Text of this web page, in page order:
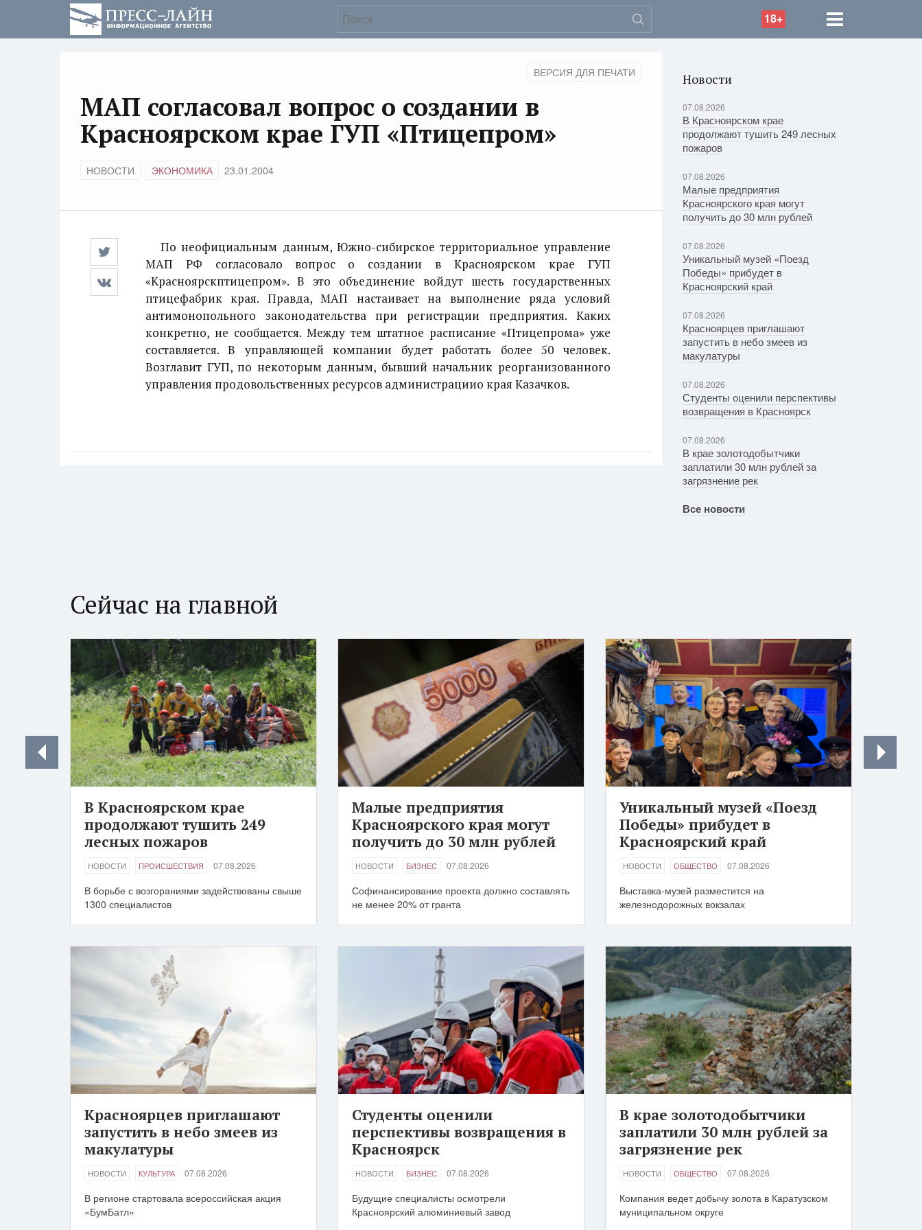
18+
ВЕРСИЯ ДЛЯ ПЕЧАТИ
МАП согласовал вопрос о создании в
Красноярском крае ГУП «Птицепром»
НОВОСТИ ЭКОНОМИКА 23.01.2004
По неофициальным данным, Южно-сибирское территориальное управление
МАП РФ согласовало вопрос о создании в Красноярском крае ГУП
«Красноярскптицепром». В это объединение войдут шесть государственных
птицефабрик края. Правда, МАП настаивает на выполнение ряда условий
антимонопольного законодательства при регистрации предприятия. Каких
конкретно, не сообщается. Между тем штатное расписание «Птицепрома» уже
составляется. В управляющей компании будет работать более 50 человек.
Возглавит ГУП, по некоторым данным, бывший начальник реорганизованного
управления продовольственных ресурсов администрациио края Казачков.
Новости
07.08.2026
В Красноярском крае
продолжают тушить 249 лесных
пожаров
07.08.2026
Малые предприятия
Красноярского края могут
получить до 30 млн рублей
07.08.2026
Уникальный музей «Поезд
Победы» прибудет в
Красноярский край
07.08.2026
Красноярцев приглашают
запустить в небо змеев из
макулатуры
07.08.2026
Студенты оценили перспективы
возвращения в Красноярск
07.08.2026
В крае золотодобытчики
заплатили 30 млн рублей за
загрязнение рек
Все новости
Сейчас на главной
В Красноярском крае
продолжают тушить 249
лесных пожаров
НОВОСТИ ПРОИСШЕСТВИЯ 07.08.2026
В борьбе с возгораниями задействованы свыше
1300 специалистов
Малые предприятия
Красноярского края могут
получить до 30 млн рублей
НОВОСТИ БИЗНЕС 07.08.2026
Софинансирование проекта должно составлять
не менее 20% от гранта
Уникальный музей «Поезд
Победы» прибудет в
Красноярский край
НОВОСТИ ОБЩЕСТВО 07.08.2026
Выставка-музей разместится на
железнодорожных вокзалах
Красноярцев приглашают
запустить в небо змеев из
макулатуры
НОВОСТИ КУЛЬТУРА 07.08.2026
В регионе стартовала всероссийская акция
«БумБатл»
Студенты оценили
перспективы возвращения в
Красноярск
НОВОСТИ БИЗНЕС 07.08.2026
Будущие специалисты осмотрели
Красноярский алюминиевый завод
В крае золотодобытчики
заплатили 30 млн рублей за
загрязнение рек
НОВОСТИ ОБЩЕСТВО 07.08.2026
Компания ведет добычу золота в Каратузском
муниципальном округе